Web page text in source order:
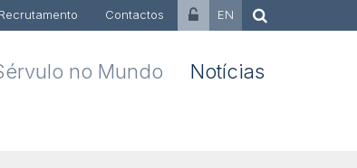
Recrutamento Contactos EN
no Mundo Notícias